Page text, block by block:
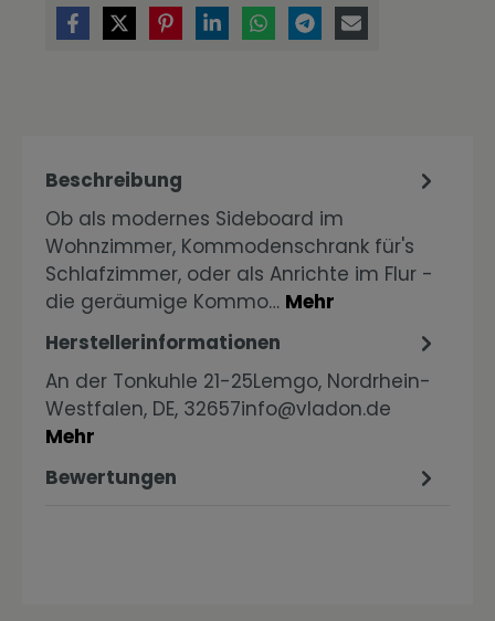
Beschreibung
Ob als modernes Sideboard im
Wohnzimmer, Kommodenschrank für's
Schlafzimmer, oder als Anrichte im Flur -
die geräumige Kommo… Mehr
Herstellerinformationen
An der Tonkuhle 21-25Lemgo, Nordrhein-
Westfalen, DE, 32657info@vladon.de
Mehr
Bewertungen